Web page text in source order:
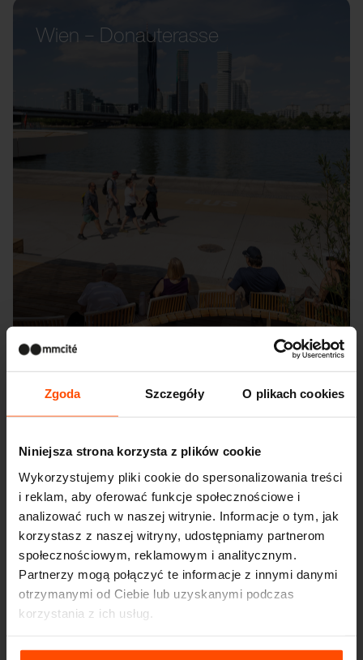
Zgoda Szczegóły O plikach cookies
Niniejsza strona korzysta z plików cookie
Wykorzystujemy pliki cookie do spersonalizowania treści
i reklam, aby oferować funkcje społecznościowe i
analizować ruch w naszej witrynie. Informacje o tym, jak
korzystasz z naszej witryny, udostępniamy partnerom
społecznościowym, reklamowym i analitycznym.
Partnerzy mogą połączyć te informacje z innymi danymi
otrzymanymi od Ciebie lub uzyskanymi podczas
korzystania z ich usług.
Więcej informacji można znaleźć na stroniePrinciples
Wien – Donauterasse
Seattle – Popup park